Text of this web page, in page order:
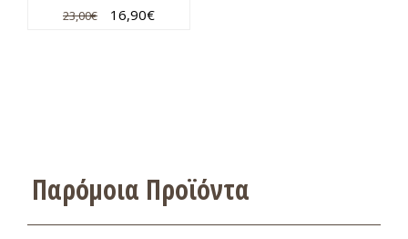
23,00€ 16,90€
Παρόμοια Προϊόντα